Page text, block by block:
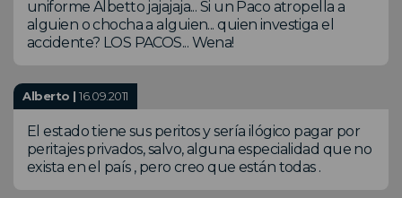
uniforme Albetto jajajaja... Si un Paco atropella a
alguien o chocha a alguien... quien investiga el
accidente? LOS PACOS... Wena!
Alberto |16.09.2011
El estado tiene sus peritos y sería ilógico pagar por
peritajes privados, salvo, alguna especialidad que no
exista en el país , pero creo que están todas .